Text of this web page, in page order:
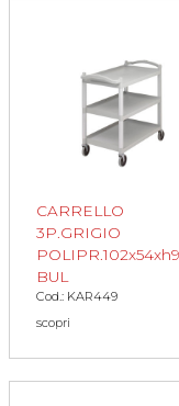
CARRELLO
3P.GRIGIO
BUL
Cod.: KAR449
scopri